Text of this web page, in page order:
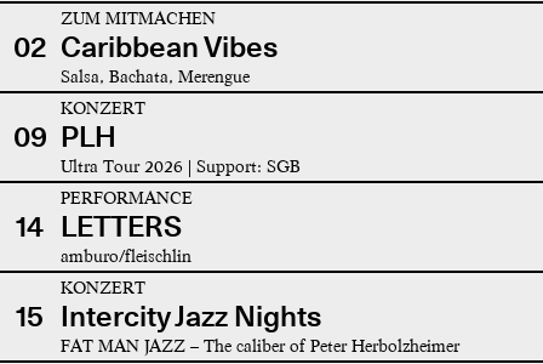
02
ZUM MITMACHEN
Caribbean Vibes
Salsa, Bachata, Merengue
09
KONZERT
PLH
Ultra Tour 2026 | Support: SGB
14
PERFORMANCE
LETTERS
amburo/fleischlin
15
KONZERT
Intercity Jazz Nights
FAT MAN JAZZ – The caliber of Peter Herbolzheimer